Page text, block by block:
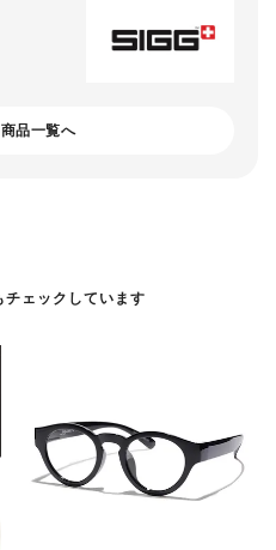
品一覧へ
チェックしています